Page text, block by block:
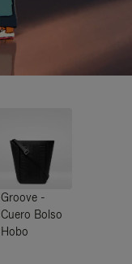
Groove -
Cuero Bolso
Hobo